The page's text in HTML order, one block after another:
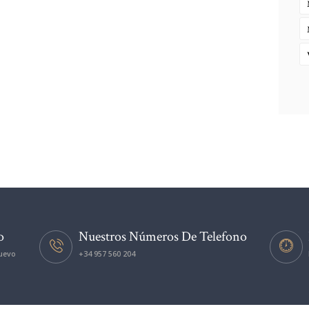
Nuestros Números De Telefono
+34 957 560 204